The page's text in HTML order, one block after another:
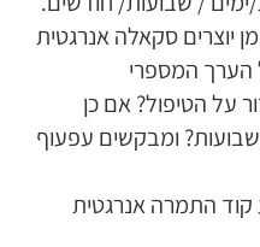
יוצרים סקאלה אנרגטית
הערך המספרי
על הטיפול? אם כן
ומבקשים עפעוף
קוד התמרה אנרגטית